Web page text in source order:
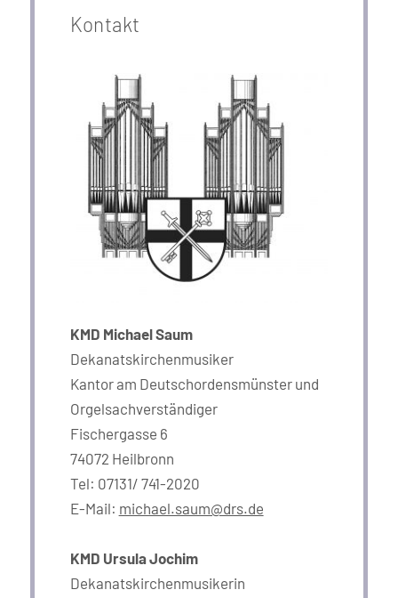
Kontakt
KMD Michael Saum
Dekanatskirchenmusiker
Kantor am Deutschordensmünster und
Orgelsachverständiger
Fischergasse 6
74072 Heilbronn
Tel: 07131/ 741-2020
E-Mail: michael.saum@drs.de
KMD Ursula Jochim
Dekanatskirchenmusikerin